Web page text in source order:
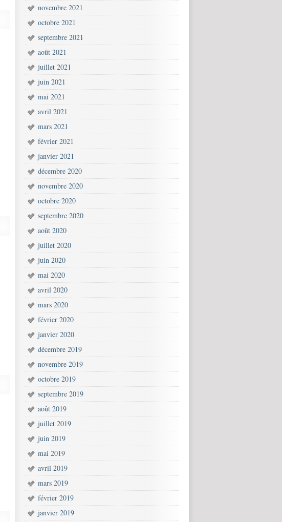
novembre 2021
octobre 2021
septembre 2021
août 2021
juillet 2021
juin 2021
mai 2021
avril 2021
mars 2021
février 2021
janvier 2021
décembre 2020
novembre 2020
octobre 2020
septembre 2020
août 2020
juillet 2020
juin 2020
mai 2020
avril 2020
mars 2020
février 2020
janvier 2020
décembre 2019
novembre 2019
octobre 2019
septembre 2019
août 2019
juillet 2019
juin 2019
mai 2019
avril 2019
mars 2019
février 2019
janvier 2019